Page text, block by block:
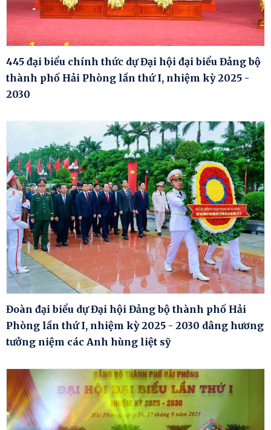
445 đại biểu chính thức dự Đại hội đại biểu Đảng bộ
thành phố Hải Phòng lần thứ I, nhiệm kỳ 2025 -
2030
Đoàn đại biểu dự Đại hội Đảng bộ thành phố Hải
Phòng lần thứ I, nhiệm kỳ 2025 - 2030 dâng hương
tưởng niệm các Anh hùng liệt sỹ